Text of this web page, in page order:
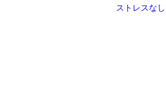
ストレスな